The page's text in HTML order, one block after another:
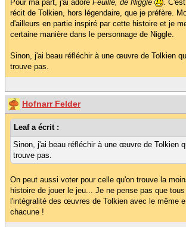
Pour ma part, j'ai adoré Feuille, de Niggle
.
récit de Tolkien, hors légendaire, que je préfère.
d'ailleurs en partie inspiré par cette histoire et je
certaine manière dans le personnage de Niggle.
Sinon, j'ai beau réfléchir à une œuvre de Tolkien
trouve pas.
Hofnarr Felder
Leaf a écrit :
Sinon, j'ai beau réfléchir à une œuvre de Tolkien
trouve pas.
On peut aussi voter pour celle qu'on trouve la
histoire de jouer le jeu... Je ne pense pas que
l'intégralité des œuvres de Tolkien avec le même
chacune !